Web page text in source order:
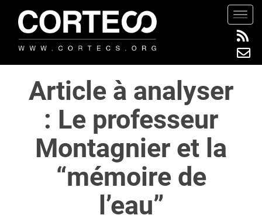
t
Article à analyser
: Le professeur
Montagnier et la
“mémoire de
l’eau”